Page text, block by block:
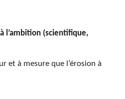
l’ambition (scientifique,
et à mesure que l’érosion à